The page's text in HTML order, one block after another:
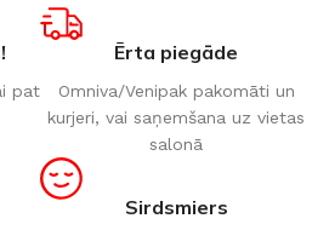
pat
Ērta piegāde
Omniva/Venipak pakomāti un
kurjeri, vai saņemšana uz vietas
salonā
Sirdsmiers